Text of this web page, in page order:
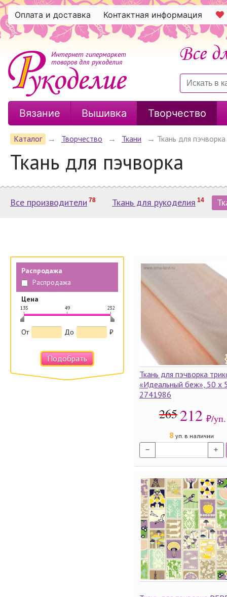
Оплата и доставка Контактная информация
Интернет гипермаркет
товаров для рукоделия
Вязание Вышивка Творчество
Каталог → Творчество → Ткани → Ткань для пэчворка
Ткань для пэчворка
Все производители 78 Ткань для рукоделия 14
Распродажа
Распродажа
Цена
135
|
49
|
232
|
От До ₽
Подобрать
Ткань для пэчворка
«Идеальный беж», 50 х
2741986
265212 ₽/уп.
8 уп. в наличии
− +